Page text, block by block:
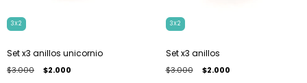
3X2
Set x3 anillos unicornio
$3.000 $2.000
3X2
Set x3 anillos
$3.000 $2.000